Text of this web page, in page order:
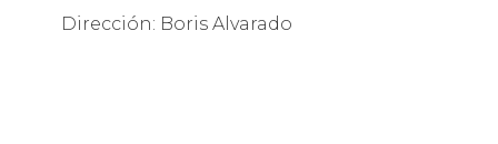
Dirección: Boris Alvarado